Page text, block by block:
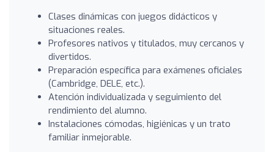
Clases dinámicas con juegos didácticos y
situaciones reales.
Profesores nativos y titulados, muy cercanos y
divertidos.
Preparación específica para exámenes oficiales
(Cambridge, DELE, etc.).
Atención individualizada y seguimiento del
rendimiento del alumno.
Instalaciones cómodas, higiénicas y un trato
familiar inmejorable.